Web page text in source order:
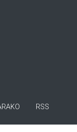
RSS